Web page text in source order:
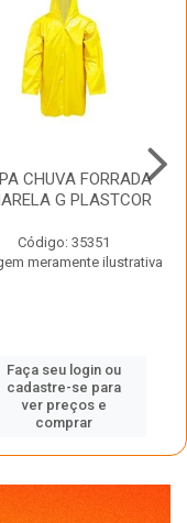
CHUVA FORRADA
G PLASTCOR
Código: 35351
meramente ilustrativa
Faça seu login ou
cadastre-se para
ver preços e
comprar